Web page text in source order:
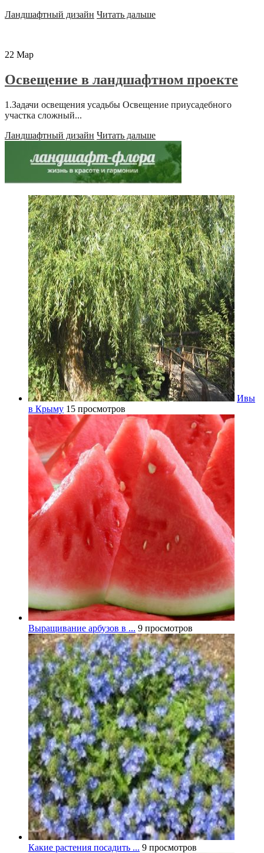
Ландшафтный дизайн Читать дальше
22 Мар
Освещение в ландшафтном проекте
1.Задачи освещения усадьбы Освещение приусадебного
участка сложный...
Ландшафтный дизайн Читать дальше
Ивы
в Крыму 15 просмотров
Выращивание арбузов в ... 9 просмотров
Какие растения посадить ... 9 просмотров